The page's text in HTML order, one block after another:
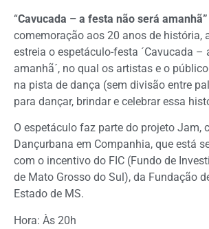
“Cavucada – a festa não será
comemoração aos 20 anos de história,
estreia o espetáculo-festa ´Cavucada –
amanhã´, no qual os artistas e o
na pista de dança (sem divisão entre
para dançar, brindar e celebrar essa
O espetáculo faz parte do projeto Jam,
Dançurbana em Companhia, que está
com o incentivo do FIC (Fundo de
de Mato Grosso do Sul), da Fundação
Estado de MS.
Hora: Às 20h